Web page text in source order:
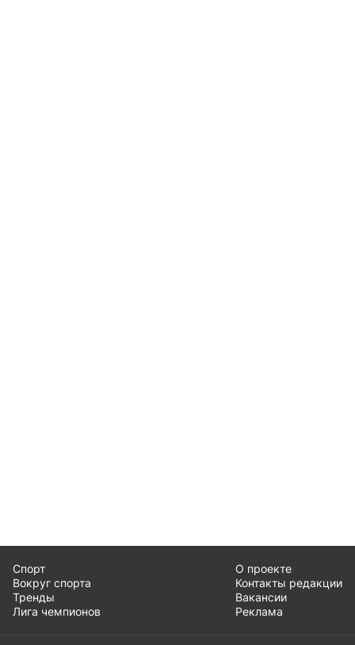
Спорт
Вокруг спорта
Тренды
Лига чемпионов
О проекте
Контакты редакции
Вакансии
Реклама